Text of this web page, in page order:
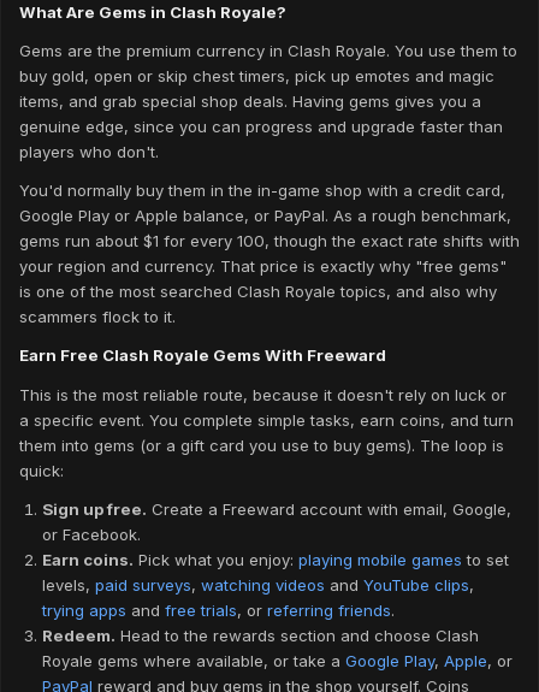
What Are Gems in Clash Royale?
Gems are the premium currency in Clash Royale. You use them to
buy gold, open or skip chest timers, pick up emotes and magic
items, and grab special shop deals. Having gems gives you a
genuine edge, since you can progress and upgrade faster than
players who don't.
You'd normally buy them in the in-game shop with a credit card,
Google Play or Apple balance, or PayPal. As a rough benchmark,
gems run about $1 for every 100, though the exact rate shifts with
your region and currency. That price is exactly why "free gems"
is one of the most searched Clash Royale topics, and also why
scammers flock to it.
Earn Free Clash Royale Gems With Freeward
This is the most reliable route, because it doesn't rely on luck or
a specific event. You complete simple tasks, earn coins, and turn
them into gems (or a gift card you use to buy gems). The loop is
quick:
Sign up free. Create a Freeward account with email, Google,
or Facebook.
Earn coins. Pick what you enjoy: playing mobile games to set
levels, paid surveys, watching videos and YouTube clips,
trying apps and free trials, or referring friends.
Redeem. Head to the rewards section and choose Clash
Royale gems where available, or take a Google Play, Apple, or
PayPal reward and buy gems in the shop yourself. Coins